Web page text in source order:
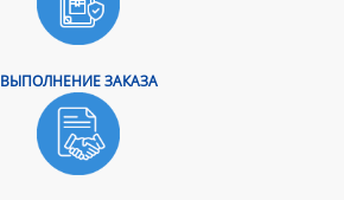
ВЫПОЛНЕНИЕ ЗАКАЗА